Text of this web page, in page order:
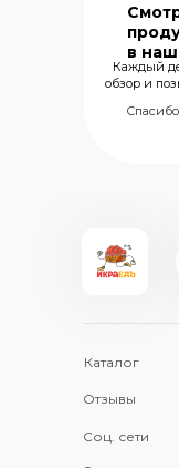
Каждый
обзор и
в
Каталог
Соц. сети
Отзывы